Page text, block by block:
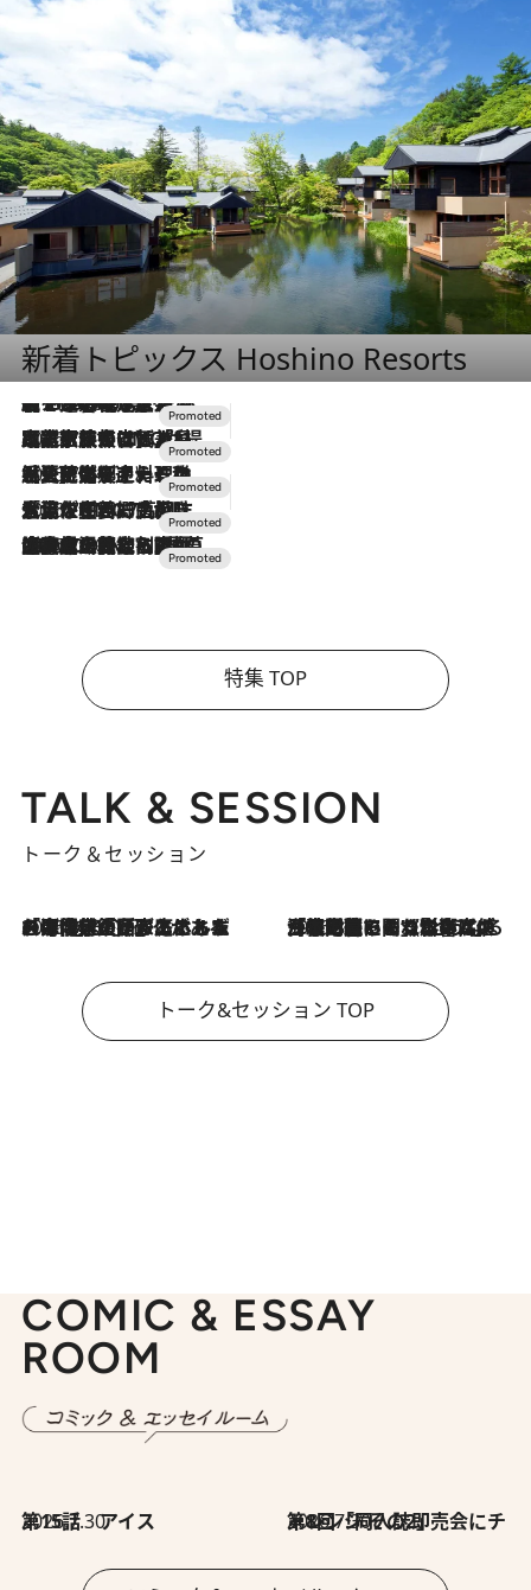
新着トピックス Hoshino Resorts
2026.8.7
【トンボの足水浴】ヒノキの香りに包まれて涼感マックス！約13℃の湧水かけ流しを避暑地「星野温泉 トンボの湯」で体験
2026.7.31
【ホテル帰省】という選択肢をOMOが提案。家族とほどよい距離を保つには「昼は実家、夜は気兼ねなくホテルで！」
2026.7.24
【夏限定ディナーコース】旬を迎える稚鮎や花ズッキーニなどをイタリア・トスカーナの郷土料理の手法で満喫！
2026.7.17
「土佐和ハーブかき氷」がOMO7高知に登場！生姜、山椒、大葉など目にも舌にも涼を呼ぶ郷土の味
2026.7.10
NEW OPEN！【界 草津】名湯の地に誕生。趣の異なる2種の温泉と上州ならではの会席・蕎麦割烹など美食を味わう究極の癒やし旅
特集 TOP
TALK & SESSION
トーク＆セッション
2026.8.3
「今後値上げがあるとすれば…」「リスクがあるのは今年の冬」エネルギー専門家が語る、ホルムズ海峡封鎖が家庭にもたらす“ある心配” 2026.8.3
「住宅建てられない…」「サーチャージ料の高値が続いている」ホルムズ海峡封鎖による影響はいつまで続く？《エネルギー専門家に聞く“どうなる日本の暮らし”》
トーク&セッション TOP
COMIC & ESSAY
ROOM
2026.7.30
第15話 アイス 2026.7.30
第8回「同人誌即売会にチャレンジ その2」